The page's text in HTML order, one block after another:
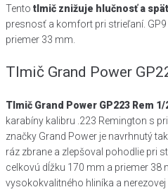
Tento tlmič znižuje hlučnosť a
presnosť a komfort pri strieľaní.
priemer 33 mm.
Tlmič Grand Power
Tlmič Grand Power GP223 Rem 1/
karabíny kalibru .223 Remington s
značky Grand Power je navrhnutý
ráz zbrane a zlepšoval pohodlie pri
celkovú dĺžku 170 mm a priemer 38
vysokokvalitného hliníka a